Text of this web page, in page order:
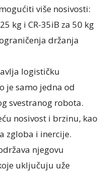
više nosivosti:
kg i CR-35iB za 50 kg
držanja
logističku
je samo jedna od
svestranog robota.
nosivost i brzinu, kao
zgloba i inercije.
njegovu
uključuju uže